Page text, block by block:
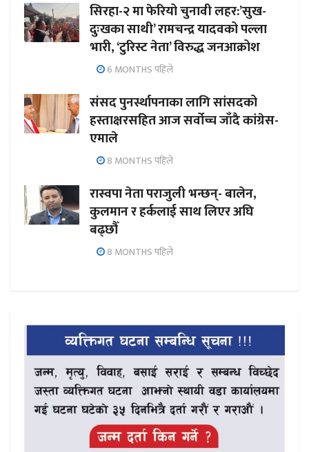
सिरहा-२ मा फेरियो चुनावी लहर:’सुख-
दुःखका साथी’ रामचन्द्र यादवको पल्ला
भारी, ‘टुरिस्ट नेता’ विरुद्ध जनआक्रोश
6 MONTHS पहिले
संसद पुनर्स्थापनाका लागि सांसदको
हस्ताक्षरसहित आज सर्वोच्च जाँदै कांग्रेस-
एमाले
8 MONTHS पहिले
रास्वपा नेता पराजुली भन्छन्- बालेन,
कुलमान र हर्कलाई साथ लिएर अघि
बढ्छौँ
8 MONTHS पहिले